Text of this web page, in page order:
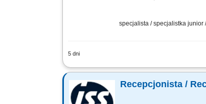
specjalista / specjalistka junior
5 dni
Twój zakres obowiązków
Prowadzenie ewidencji
Recepcjonista /